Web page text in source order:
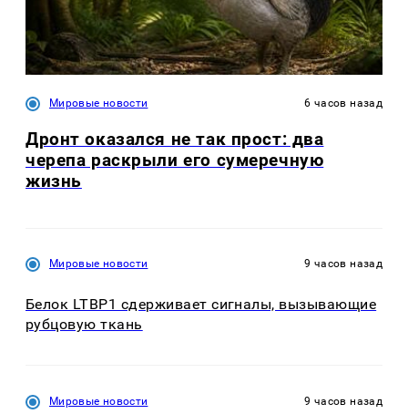
Мировые новости 6 часов назад
Дронт оказался не так прост: два
черепа раскрыли его сумеречную
жизнь
Мировые новости 9 часов назад
Белок LTBP1 сдерживает сигналы, вызывающие
рубцовую ткань
Мировые новости 9 часов назад